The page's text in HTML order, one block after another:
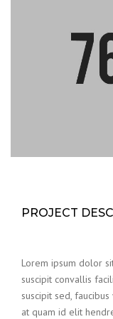
PROJECT
Lorem ipsum dolor
suscipit convallis
suscipit sed,
at quam id elit